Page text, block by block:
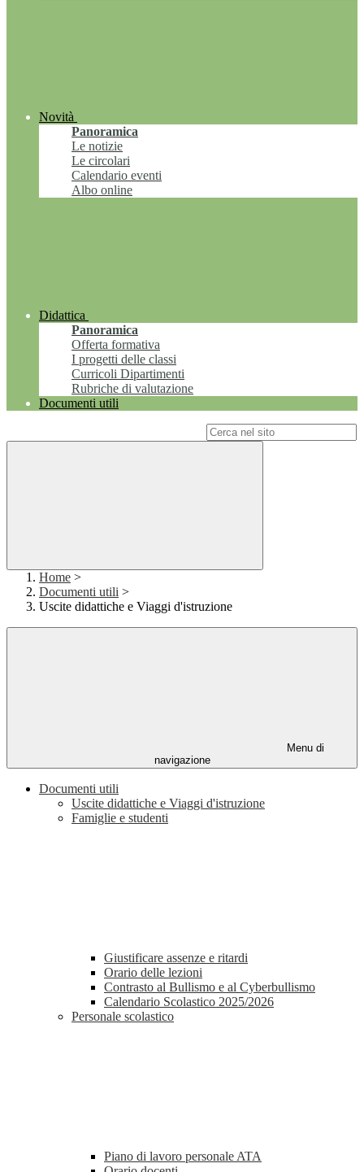
Novità
Panoramica
Le notizie
Le circolari
Calendario eventi
Albo online
Didattica
Panoramica
Offerta formativa
I progetti delle classi
Curricoli Dipartimenti
Rubriche di valutazione
Documenti utili
Home >
Documenti utili >
Uscite didattiche e Viaggi d'istruzione
Menu di
navigazione
Documenti utili
Uscite didattiche e Viaggi d'istruzione
Famiglie e studenti
Giustificare assenze e ritardi
Orario delle lezioni
Contrasto al Bullismo e al Cyberbullismo
Calendario Scolastico 2025/2026
Personale scolastico
Piano di lavoro personale ATA